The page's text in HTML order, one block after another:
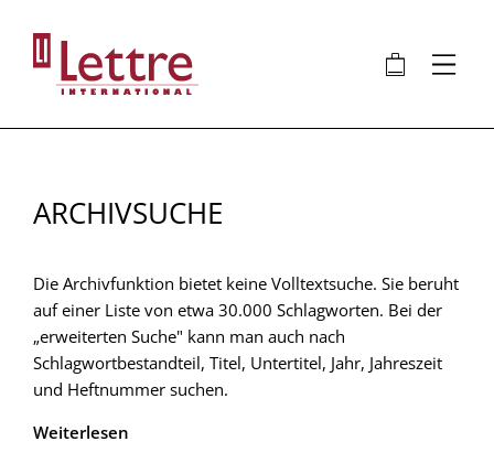
Inhalt
🛍 ⋮
ARCHIVSUCHE
Die Archivfunktion bietet keine Volltextsuche. Sie beruht
auf einer Liste von etwa 30.000 Schlagworten. Bei der
„erweiterten Suche" kann man auch nach
Schlagwortbestandteil, Titel, Untertitel, Jahr, Jahreszeit
und Heftnummer suchen.
Weiterlesen